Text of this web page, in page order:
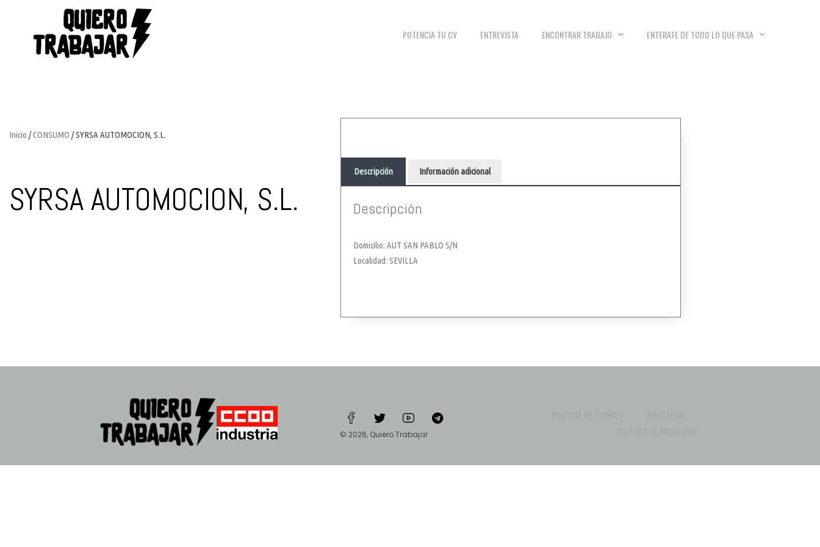
POTENCIA TU CV ENTREVISTA ENCONTRAR TRABAJO ENTERATE DE TODO LO QUE PASA
Inicio /CONSUMO / SYRSA AUTOMOCION, S.L.
SYRSA AUTOMOCION, S.L.
Descripción Información adicional
Descripción
Domicilio: AUT SAN PABLO S/N
Localidad: SEVILLA
© 2026, Quiero Trabajar